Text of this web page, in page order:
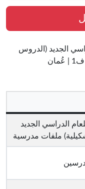
الجديد (الدروس
الدراسي الجديد
ملفات مدرسية